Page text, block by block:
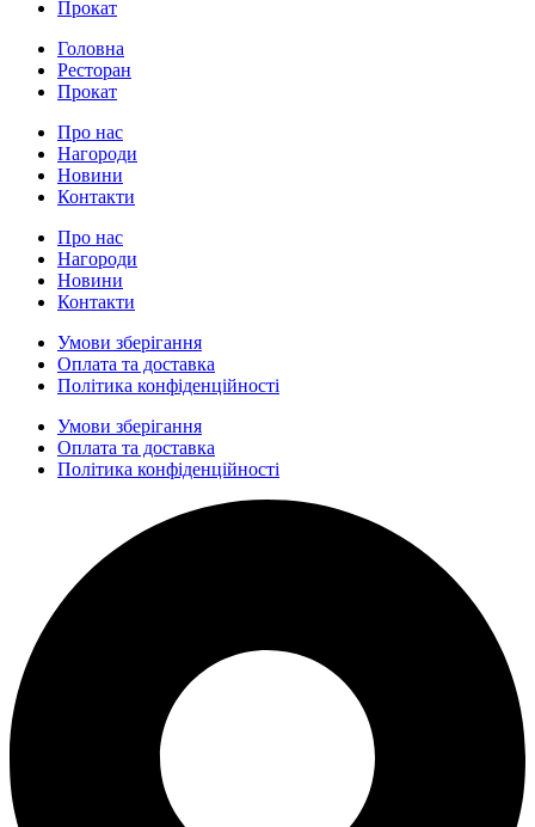
Прокат
Головна
Ресторан
Прокат
Про нас
Нагороди
Новини
Контакти
Про нас
Нагороди
Новини
Контакти
Умови зберігання
Оплата та доставка
Політика конфіденційності
Умови зберігання
Оплата та доставка
Політика конфіденційності